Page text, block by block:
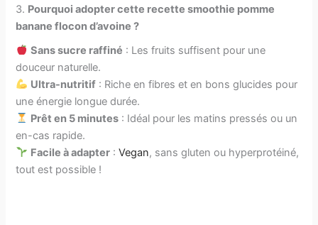
3. Pourquoi adopter cette recette smoothie pomme
banane flocon d’avoine ?
Sans sucre raffiné : Les fruits suffisent pour une
douceur naturelle.
Ultra-nutritif : Riche en fibres et en bons glucides pour
une énergie longue durée.
Prêt en 5 minutes : Idéal pour les matins pressés ou un
en-cas rapide.
Facile à adapter :Vegan, sans gluten ou hyperprotéiné,
tout est possible !